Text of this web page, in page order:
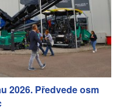
2026. Předvede osm